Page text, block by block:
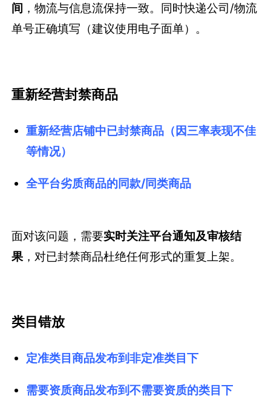
间 ，物流与信息流保持一致。同时快递公司/物流
单号正确填写（建议使用电子面单）。
重新经营封禁商品
重新经营店铺中已封禁商品（因三率表现不佳
等情况）
全平台劣质商品的同款/同类商品
面对该问题，需要实时关注平台通知及审核结
果，对已封禁商品杜绝任何形式的重复上架。
类目错放
定准类目商品发布到非定准类目下
需要资质商品发布到不需要资质的类目下